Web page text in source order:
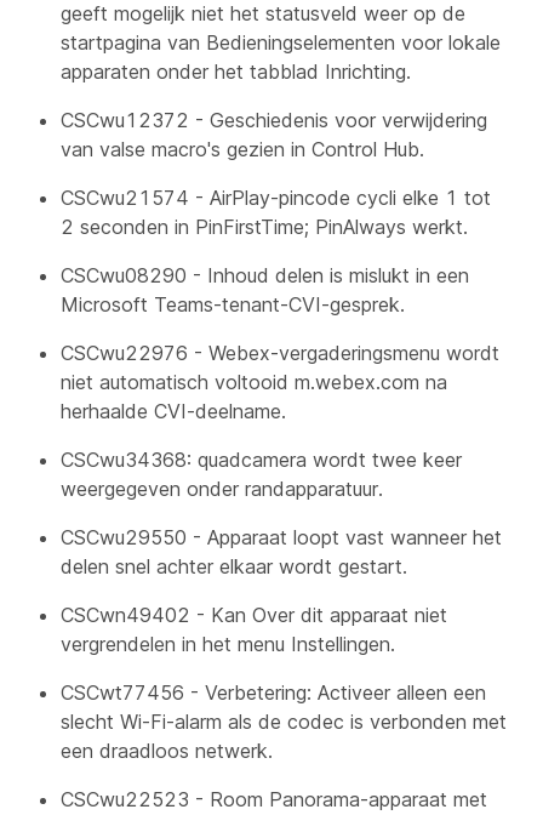
geeft mogelijk niet het statusveld weer op de
startpagina van Bedieningselementen voor lokale
apparaten onder het tabblad Inrichting.
CSCwu12372 - Geschiedenis voor verwijdering
van valse macro's gezien in Control Hub.
CSCwu21574 - AirPlay-pincode cycli elke 1 tot
2 seconden in PinFirstTime; PinAlways werkt.
CSCwu08290 - Inhoud delen is mislukt in een
Microsoft Teams-tenant-CVI-gesprek.
CSCwu22976 - Webex-vergaderingsmenu wordt
niet automatisch voltooid m.webex.com na
herhaalde CVI-deelname.
CSCwu34368: quadcamera wordt twee keer
weergegeven onder randapparatuur.
CSCwu29550 - Apparaat loopt vast wanneer het
delen snel achter elkaar wordt gestart.
CSCwn49402 - Kan Over dit apparaat niet
vergrendelen in het menu Instellingen.
CSCwt77456 - Verbetering: Activeer alleen een
slecht Wi-Fi-alarm als de codec is verbonden met
een draadloos netwerk.
CSCwu22523 - Room Panorama-apparaat met